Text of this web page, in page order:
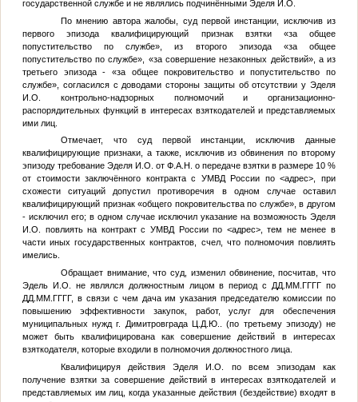
государственной службе и не являлись подчинёнными Эделя И.О.
По мнению автора жалобы, суд первой инстанции, исключив из
первого эпизода квалифицирующий признак взятки «за общее
попустительство по службе», из второго эпизода «за общее
попустительство по службе», «за совершение незаконных действий», а из
третьего эпизода - «за общее покровительство и попустительство по
службе», согласился с доводами стороны защиты об отсутствии у Эделя
И.О. контрольно-надзорных полномочий и организационно-
распорядительных функций в интересах взяткодателей и представляемых
ими лиц.
Отмечает, что суд первой инстанции, исключив данные
квалифицирующие признаки, а также, исключив из обвинения по второму
эпизоду требование Эделя И.О. от Ф.А.Н.
о передаче взятки в размере 10 %
от стоимости заключённого контракта с УМВД России по<адрес> , при
схожести ситуаций допустил противоречия в одном случае оставил
квалифицирующий признак «общего покровительства по службе», в другом
- исключил его; в одном случае исключил указание на возможность Эделя
И.О. повлиять на контракт с УМВД России по <адрес>, тем не менее в
части иных государственных контрактов, счел, что полномочия повлиять
имелись.
Обращает внимание, что суд, изменил обвинение, посчитав, что
Эдель И.О. не являлся должностным лицом в период с ДД.ММ.ГГГГ по
ДД.ММ.ГГГГ, в связи с чем дача им указания председателю комиссии по
повышению эффективности закупок, работ, услуг для обеспечения
муниципальных нужд г. Димитровграда Ц.Д.Ю.
. (по третьему эпизоду) не
может быть квалифицирована как совершение действий в интересах
взяткодателя, которые входили в полномочия должностного лица.
Квалифицируя действия Эделя И.О. по всем эпизодам как
получение взятки за совершение действий в интересах взяткодателей и
представляемых им лиц, когда указанные действия (бездействие) входят в